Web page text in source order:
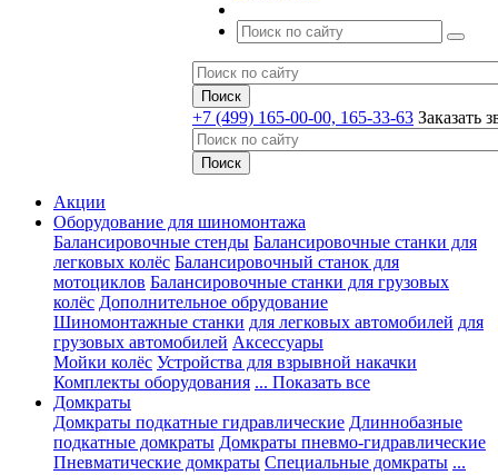
+7 (499) 165-00-00, 165-33-63 Заказать
Акции
Оборудование для шиномонтажа
Балансировочные стенды Балансировочные станки для
легковых колёс Балансировочный станок для
мотоциклов Балансировочные станки для грузовых
колёс Дополнительное обрудование
Шиномонтажные станки для легковых автомобилей для
грузовых автомобилей Аксессуары
Мойки колёс Устройства для взрывной накачки
Комплекты оборудования ... Показать все
Домкраты
Домкраты подкатные гидравлические Длиннобазные
подкатные домкраты Домкраты пневмо-гидравлические
Пневматические домкраты Специальные домкраты ...